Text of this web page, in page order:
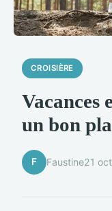
CROISIÈRE
Vacances
un bon
F Faustine21